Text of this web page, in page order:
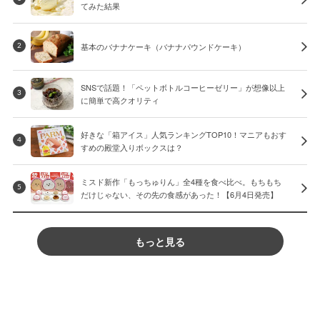
てみた結果
2 基本のバナナケーキ（バナナパウンドケーキ）
3
SNSで話題！「ペットボトルコーヒーゼリー」が想像以上
に簡単で高クオリティ
4
好きな「箱アイス」人気ランキングTOP10！マニアもおす
すめの殿堂入りボックスは？
5
ミスド新作「もっちゅりん」全4種を食べ比べ。もちもち
だけじゃない、その先の食感があった！【6月4日発売】
もっと見る